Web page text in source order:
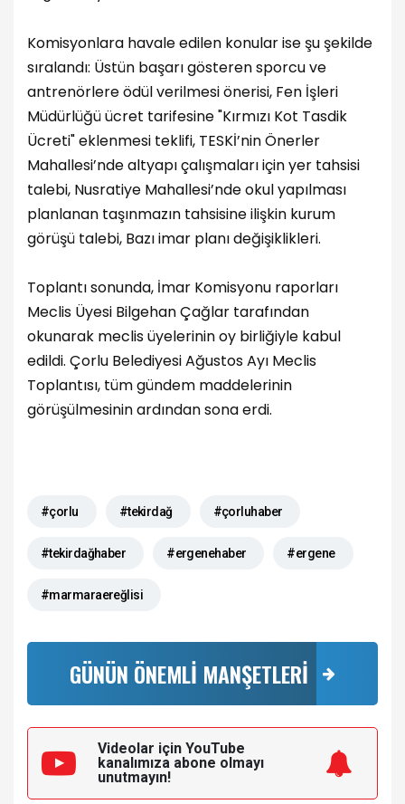
Komisyonlara havale edilen konular ise şu şekilde
sıralandı: Üstün başarı gösteren sporcu ve
antrenörlere ödül verilmesi önerisi, Fen İşleri
Müdürlüğü ücret tarifesine "Kırmızı Kot Tasdik
Ücreti" eklenmesi teklifi, TESKİ’nin Önerler
Mahallesi’nde altyapı çalışmaları için yer tahsisi
talebi, Nusratiye Mahallesi’nde okul yapılması
planlanan taşınmazın tahsisine ilişkin kurum
görüşü talebi, Bazı imar planı değişiklikleri.
Toplantı sonunda, İmar Komisyonu raporları
Meclis Üyesi Bilgehan Çağlar tarafından
okunarak meclis üyelerinin oy birliğiyle kabul
edildi. Çorlu Belediyesi Ağustos Ayı Meclis
Toplantısı, tüm gündem maddelerinin
görüşülmesinin ardından sona erdi.
#çorlu #tekirdağ #çorluhaber
#tekirdağhaber #ergenehaber #ergene
#marmaraereğlisi
GÜNÜN ÖNEMLİ MANŞETLERİ
Videolar için YouTube
kanalımıza abone olmayı
unutmayın!